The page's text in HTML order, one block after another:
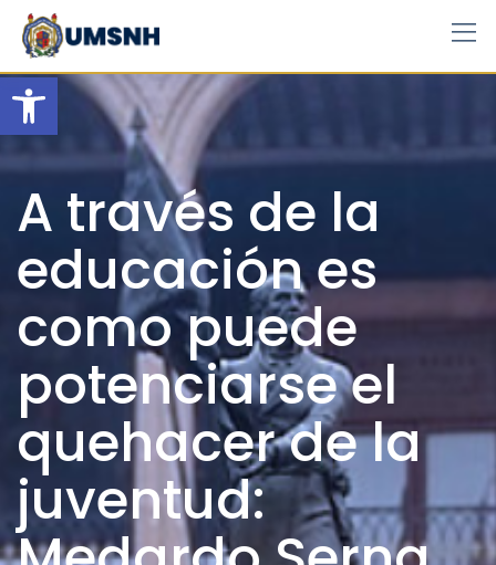
Open toolbar
Skip
content
A través de la
educación es
como puede
potenciarse el
quehacer de la
juventud: